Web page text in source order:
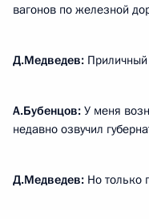
вагонов по железной
Д.Медведев:
А.Бубенцов: У меня
недавно озвучил
Д.Медведев: Но только